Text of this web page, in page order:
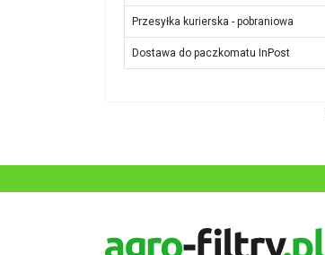
Przesyłka kurierska - pobraniowa
Dostawa do paczkomatu InPost